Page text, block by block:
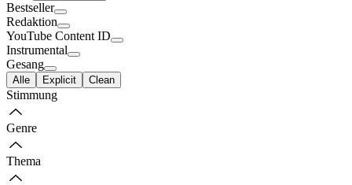
Bestseller
Redaktion
YouTube Content ID
Instrumental
Gesang
Alle Explicit Clean
Stimmung
Genre
Thema